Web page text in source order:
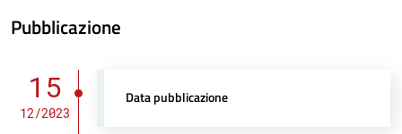
Pubblicazione
15
12/2023
Data pubblicazione